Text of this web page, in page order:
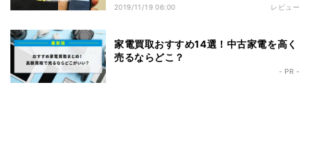
2019/11/19 06:00 レビュー
家電買取おすすめ14選！中古家電を高く
売るならどこ？
- PR -